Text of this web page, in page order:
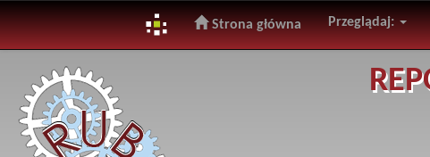
navigation
Strona główna Przeglądaj: